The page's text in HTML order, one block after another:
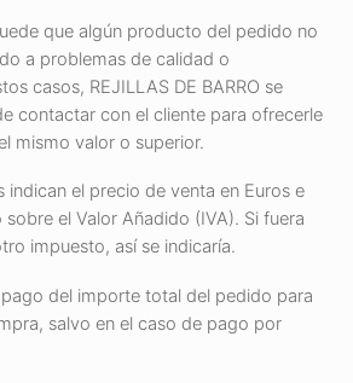
que algún producto del pedido no
a problemas de calidad o
casos, REJILLAS DE BARRO se
contactar con el cliente para ofrecerle
mismo valor o superior.
el precio de venta en Euros e
el Valor Añadido (IVA). Si fuera
impuesto, así se indicaría.
del importe total del pedido para
salvo en el caso de pago por